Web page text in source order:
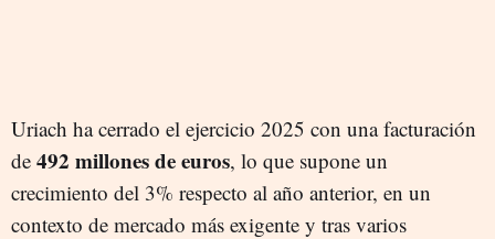
Uriach ha cerrado el ejercicio 2025 con una facturación
de 492 millones de euros, lo que supone un
crecimiento del 3% respecto al año anterior, en un
contexto de mercado más exigente y tras varios